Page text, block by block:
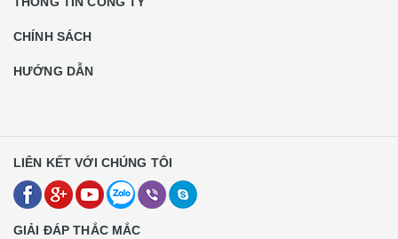
CHÍNH SÁCH
HƯỚNG DẪN
LIÊN KẾT VỚI CHÚNG TÔI
GIẢI ĐÁP THẮC MẮC